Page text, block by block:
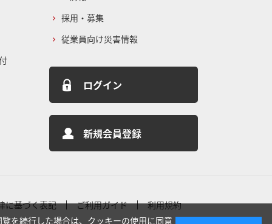
採用・募集
従業員向け災害情報
ログイン
新規会員登録
に基づく表記 ご利用ガイド
利用規約
を続行した場合は、クッキーの使用に同意